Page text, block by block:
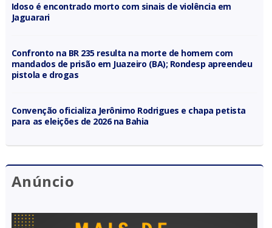
Idoso é encontrado morto com sinais de violência em
Jaguarari
Confronto na BR 235 resulta na morte de homem com
mandados de prisão em Juazeiro (BA); Rondesp apreendeu
pistola e drogas
Convenção oficializa Jerônimo Rodrigues e chapa petista
para as eleições de 2026 na Bahia
Anúncio